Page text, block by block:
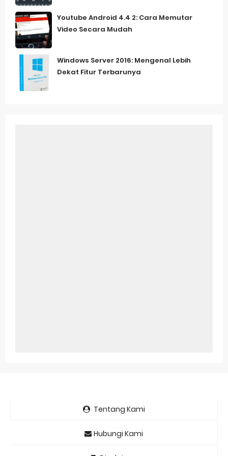
Youtube Android 4.4 2: Cara Memutar
Video Secara Mudah
Windows Server 2016: Mengenal Lebih
Dekat Fitur Terbarunya
Tentang Kami
Hubungi Kami